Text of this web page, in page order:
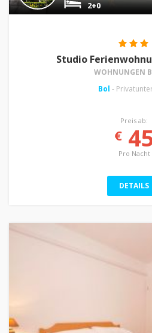
2+0
Studio
WOHNUNGEN
Bol -
Preis ab:
€
Pro Nacht
DETAILS